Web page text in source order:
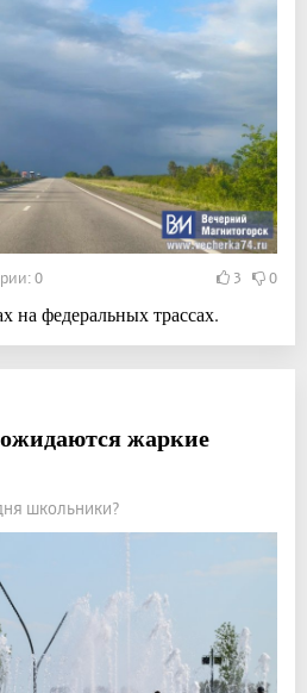
0 3 0
на федеральных трассах.
жаркие
школьники?